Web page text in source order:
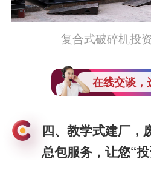
复合式破碎机投
在线交谈，
四、教学式建厂，
总包服务，让您“